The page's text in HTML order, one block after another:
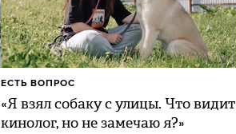
«Я взял собаку с улицы. Что видит
кинолог, но не замечаю я?»
ЕСТЬ ВОПРОС